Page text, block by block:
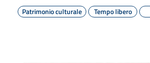
Patrimonio culturale
Tempo libero